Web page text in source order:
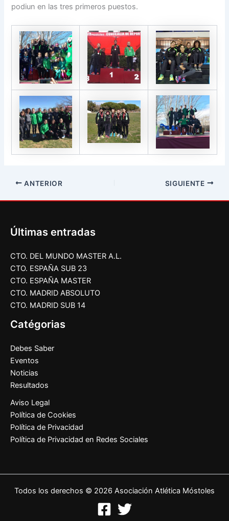
podiun en las tres primeros puestos.
ANTERIOR SIGUIENTE
Últimas entradas
CTO. DEL MUNDO MASTER A.L.
CTO. ESPAÑA SUB 23
CTO. ESPAÑA MASTER
CTO. MADRID ABSOLUTO
CTO. MADRID SUB 14
Catégorias
Debes Saber
Eventos
Noticias
Resultados
Aviso Legal
Política de Cookies
Política de Privacidad
Política de Privacidad en Redes Sociales
Todos los derechos © 2026 Asociación Atlética Móstoles